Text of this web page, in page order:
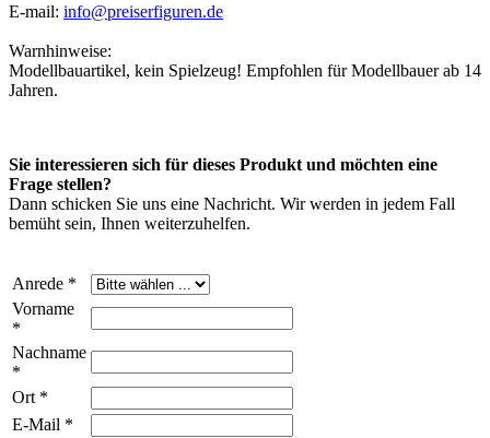
E-mail: info@preiserfiguren.de
Warnhinweise:
Modellbauartikel, kein Spielzeug! Empfohlen für Modellbauer ab 14
Jahren.
Sie interessieren sich für dieses Produkt und möchten eine
Frage stellen?
Dann schicken Sie uns eine Nachricht. Wir werden in jedem Fall
bemüht sein, Ihnen weiterzuhelfen.
Anrede *
Vorname
*
Nachname
*
Ort *
E-Mail *